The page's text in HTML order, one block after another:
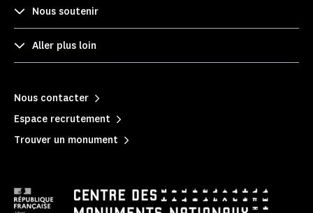
Nous soutenir
Aller plus loin
Nous contacter
Espace recrutement
Trouver un monument